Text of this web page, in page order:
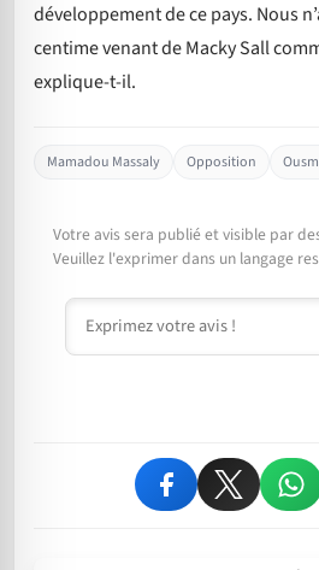
développement de ce pays. Nous
centime venant de Macky Sall
explique-t-il.
Mamadou Massaly Opposition
Votre avis sera publié et visible par
Veuillez l'exprimer dans un langage
Commentaire